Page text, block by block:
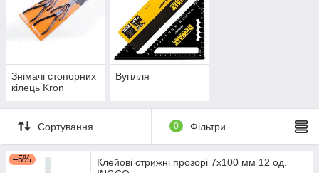
Знімачі стопорних
кілець Kron
Вугілля
Сортування 0 Фільтри
–5%
Клейові стрижні прозорі 7х100 мм 12 од.